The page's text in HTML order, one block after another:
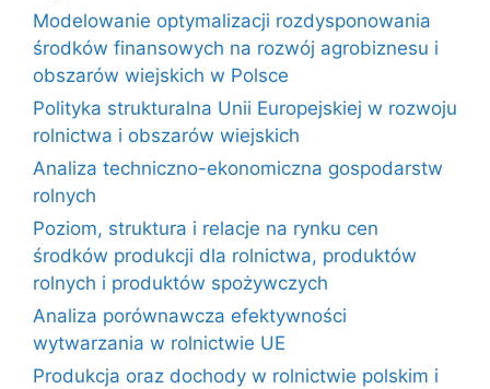
Modelowanie optymalizacji rozdysponowania
środków finansowych na rozwój agrobiznesu i
obszarów wiejskich w Polsce
Polityka strukturalna Unii Europejskiej w rozwoju
rolnictwa i obszarów wiejskich
Analiza techniczno-ekonomiczna gospodarstw
rolnych
Poziom, struktura i relacje na rynku cen
środków produkcji dla rolnictwa, produktów
rolnych i produktów spożywczych
Analiza porównawcza efektywności
wytwarzania w rolnictwie UE
Produkcja oraz dochody w rolnictwie polskim i